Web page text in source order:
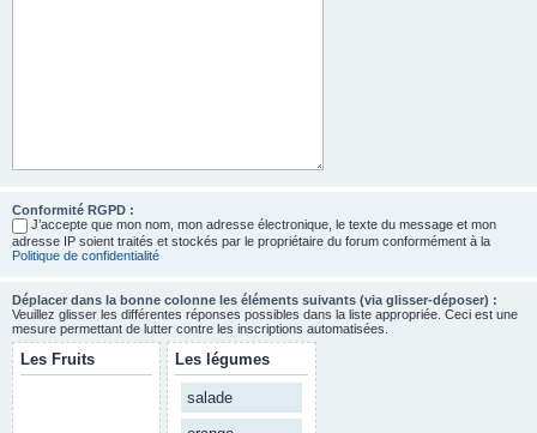
Conformité RGPD :
J’accepte que mon nom, mon adresse électronique, le texte du message et mon
adresse IP soient traités et stockés par le propriétaire du forum conformément à la
Politique de confidentialité
Déplacer dans la bonne colonne les éléments suivants (via glisser-déposer) :
Veuillez glisser les différentes réponses possibles dans la liste appropriée. Ceci est une
mesure permettant de lutter contre les inscriptions automatisées.
Les Fruits Les légumes
salade